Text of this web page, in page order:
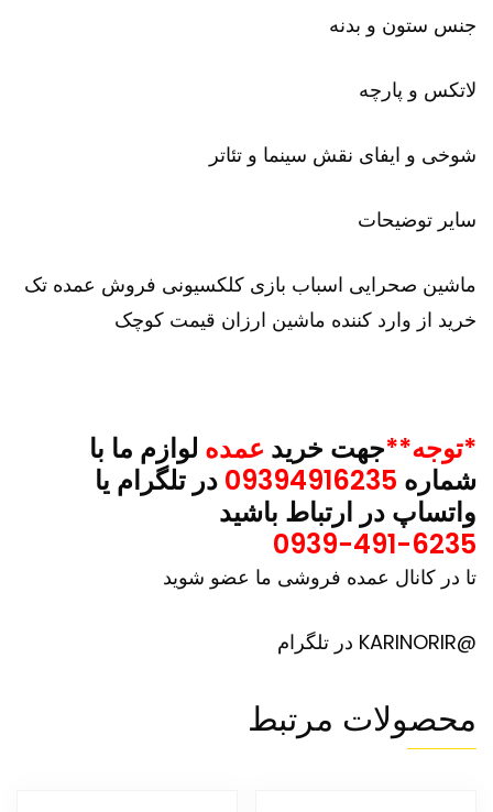
جنس ستون و بدنه
لاتکس و پارچه
شوخی و ایفای نقش سینما و تئاتر
سایر توضیحات
ماشین صحرایی اسباب بازی کلکسیونی فروش عمده تک
خرید از وارد کننده ماشین ارزان قیمت کوچک
*توجه**جهت خرید عمده لوازم ما با
شماره
در تلگرام یا
واتساپ در ارتباط باشید
0939-491-6235
تا در کانال عمده فروشی ما عضو شوید
@KARINORIR در تلگرام
محصولات مرتبط